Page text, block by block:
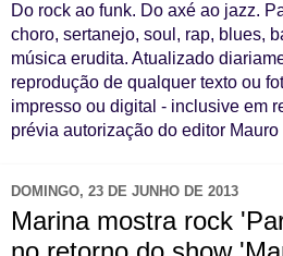
Do rock ao funk. Do axé ao jazz.
choro, sertanejo, soul, rap, blues,
música erudita. Atualizado
reprodução de qualquer texto ou
impresso ou digital - inclusive em
prévia autorização do editor Mauro
DOMINGO, 23 DE JUNHO DE 2013
Marina mostra rock